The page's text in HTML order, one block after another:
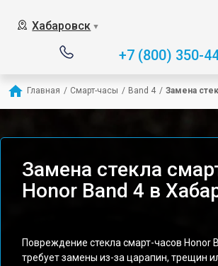
Хабаровск ▼
+7 (800) 350-
Главная / Смарт-часы / Band 4 / Замена
Замена стекла
Honor Band 4 в
Повреждение стекла смарт-часов Honor
требует замены из-за царапин, трещин